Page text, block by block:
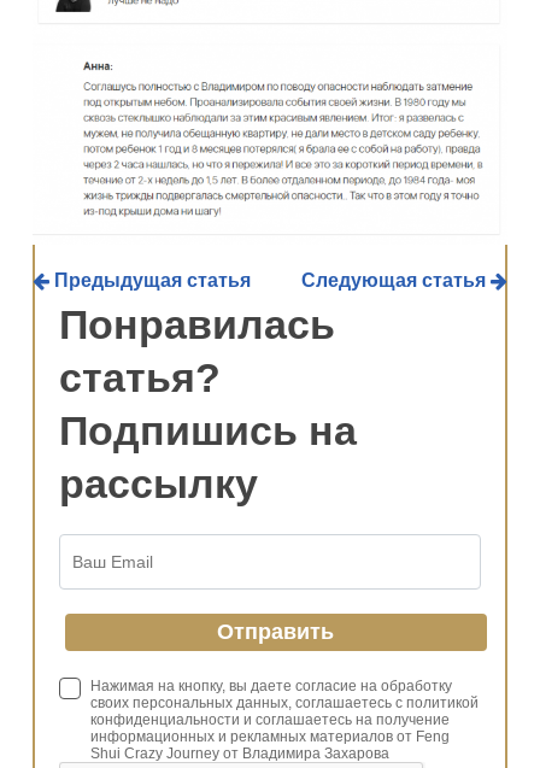
Предыдущая статья Следующая статья
Понравилась
статья?
Подпишись на
рассылку
Нажимая на кнопку, вы даете согласие на обработку
своих персональных данных, соглашаетесь с политикой
конфиденциальности и соглашаетесь на получение
информационных и рекламных материалов от Feng
Shui Crazy Journey от Владимира Захарова